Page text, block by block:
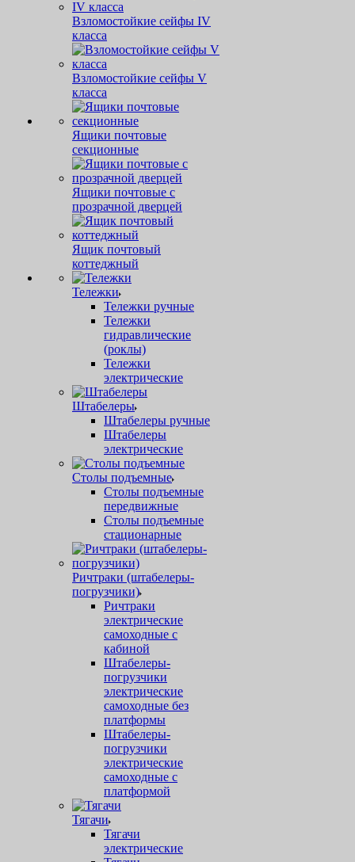
Взломостойкие сейфы IV
класса
Взломостойкие сейфы V
класса
Ящики почтовые
секционные
Ящики почтовые с
прозрачной дверцей
Ящик почтовый
коттеджный
Тележки
Тележки ручные
Тележки
гидравлические
(роклы)
Тележки
электрические
Штабелеры
Штабелеры ручные
Штабелеры
электрические
Столы подъемные
Столы подъемные
передвижные
Столы подъемные
стационарные
Ричтраки (штабелеры-
погрузчики)
Ричтраки
электрические
самоходные с
кабиной
Штабелеры-
погрузчики
электрические
самоходные без
платформы
Штабелеры-
погрузчики
электрические
самоходные с
платформой
Тягачи
Тягачи
электрические